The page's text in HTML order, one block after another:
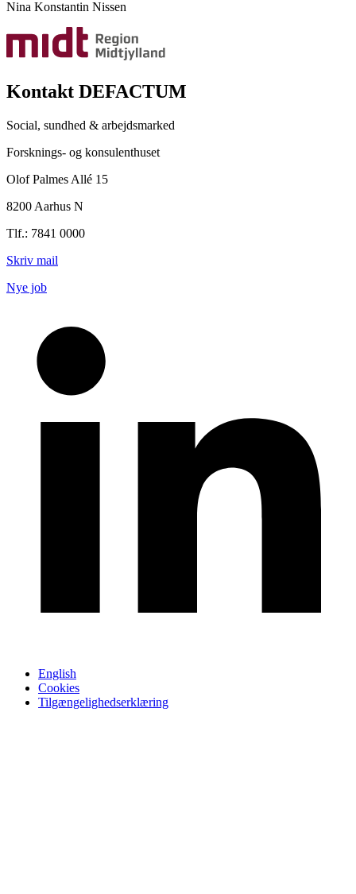
Nina Konstantin Nissen
Kontakt DEFACTUM
Social, sundhed & arbejdsmarked
Forsknings- og konsulenthuset
Olof Palmes Allé 15
8200 Aarhus N
Tlf.: 7841 0000
Skriv mail
Nye job
English
Cookies
Tilgængelighedserklæring